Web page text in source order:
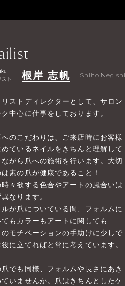
スト
根岸 志帆 Shiho Negishi
リストディレクターとして、サロン
中心に仕事をしております。
へのこだわりは、ご来店時にお客様
めているネイルをきちんと理解して
ながら爪への施術を行います。大切
素の爪が健康であること！
時々欲する色合やアートの風合いは
なります。
ルが爪についている間、フォルムに
てもカラーもアートに関しても
のモチベーションの手助けに少しで
に立てればと常に考えています。
爪でも同様、フォルムや長さにあき
ていませんか。爪はきちんとしたケ